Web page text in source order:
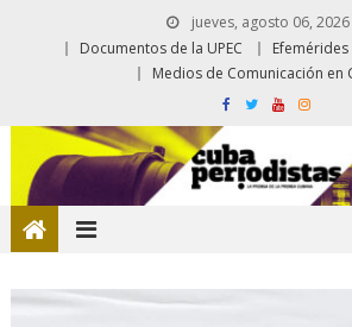
jueves, agosto 06, 2026
Documentos de la UPEC
Medios de Comunicación en